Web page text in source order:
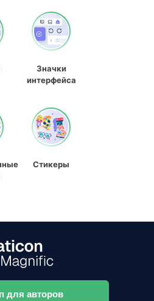
Значки
интерфейса
Стикеры
для авторов